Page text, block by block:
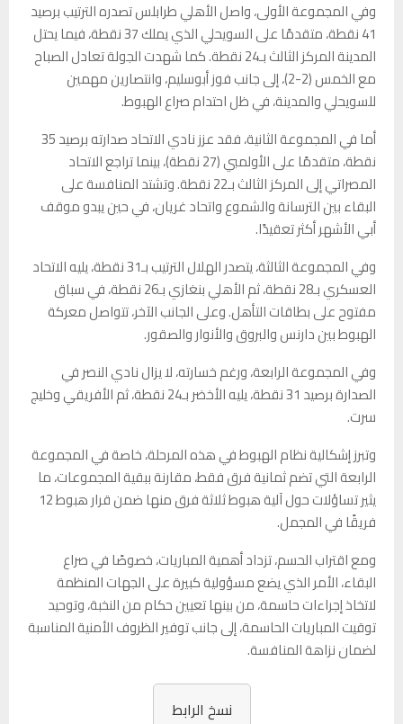
وفي المجموعة الأولى، واصل الأهلي طرابلس تصدره الترتيب برصيد
41 نقطة، متقدمًا على السويحلي الذي يملك 37 نقطة، فيما يحتل
المدينة المركز الثالث بـ24 نقطة. كما شهدت الجولة تعادل الصباح
مع الخمس (2-2)، إلى جانب فوز أبوسليم، وانتصارين مهمين
للسويحلي والمدينة، في ظل احتدام صراع الهبوط.
أما في المجموعة الثانية، فقد عزز نادي الاتحاد صدارته برصيد 35
نقطة، متقدمًا على الأولمبي (27 نقطة)، بينما تراجع الاتحاد
المصراتي إلى المركز الثالث بـ22 نقطة. وتشتد المنافسة على
البقاء بين الترسانة والشموع واتحاد غريان، في حين يبدو موقف
أبي الأشهر أكثر تعقيدًا.
وفي المجموعة الثالثة، يتصدر الهلال الترتيب بـ31 نقطة، يليه الاتحاد
العسكري بـ28 نقطة، ثم الأهلي بنغازي بـ26 نقطة، في سباق
مفتوح على بطاقات التأهل. وعلى الجانب الآخر، تتواصل معركة
الهبوط بين دارنس والبروق والأنوار والصقور.
وفي المجموعة الرابعة، ورغم خسارته، لا يزال نادي النصر في
الصدارة برصيد 31 نقطة، يليه الأخضر بـ24 نقطة، ثم الأفريقي وخليج
سرت.
وتبرز إشكالية نظام الهبوط في هذه المرحلة، خاصة في المجموعة
الرابعة التي تضم ثمانية فرق فقط، مقارنة ببقية المجموعات، ما
يثير تساؤلات حول آلية هبوط ثلاثة فرق منها ضمن قرار هبوط 12
فريقًا في المجمل.
ومع اقتراب الحسم، تزداد أهمية المباريات، خصوصًا في صراع
البقاء، الأمر الذي يضع مسؤولية كبيرة على الجهات المنظمة
لاتخاذ إجراءات حاسمة، من بينها تعيين حكام من النخبة، وتوحيد
توقيت المباريات الحاسمة، إلى جانب توفير الظروف الأمنية المناسبة
لضمان نزاهة المنافسة.
نسخ الرابط